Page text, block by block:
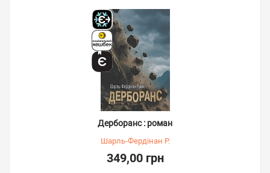
Дерборанс : роман
Шарль-Фердінан Р.
349,00 грн